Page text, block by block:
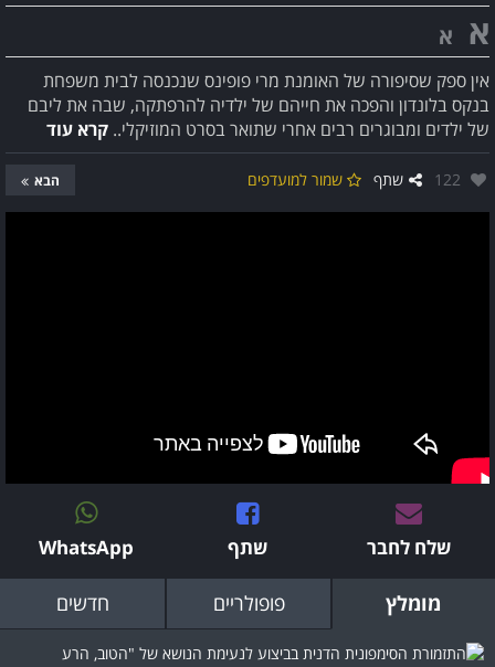
א א
אין ספק שסיפורה של האומנת מרי פופינס שנכנסה לבית משפחת
בנקס בלונדון והפכה את חייהם של ילדיה להרפתקה, שבה את ליבם
של ילדים ומבוגרים רבים אחרי שתואר בסרט המוזיקלי.. קרא עוד
אהבו:
122 שתף שמור למועדפים הבא
שלח לחבר שתף WhatsApp
מומלץ פופולריים חדשים